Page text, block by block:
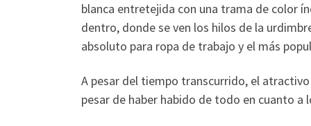
blanca entretejida con una trama de color
dentro, donde se ven los hilos de la
absoluto para ropa de trabajo y el más
A pesar del tiempo transcurrido, el
pesar de haber habido de todo en cuanto